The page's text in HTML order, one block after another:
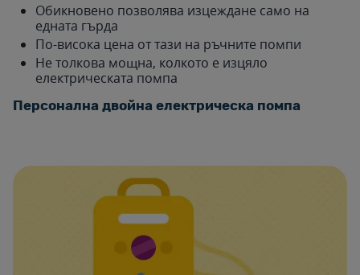
Обикновено позволява изцеждане само на
едната гърда
По-висока цена от тази на ръчните помпи
Не толкова мощна, колкото е изцяло
електрическата помпа
Персонална двойна електрическа помпа